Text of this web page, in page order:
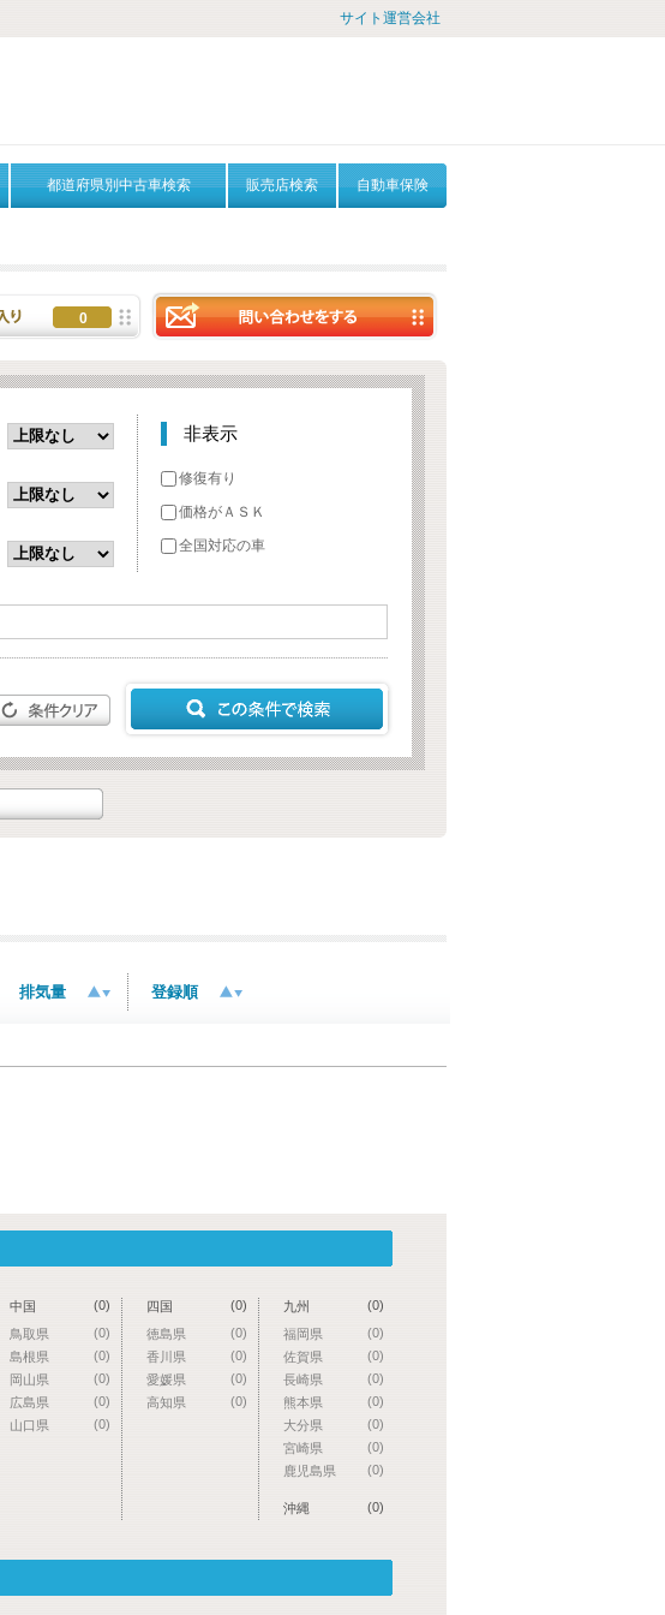
サイト運営会社
都道府県別中古車検索 販売店検索 自動車保険
0
非表示
修復有り
価格がＡＳＫ
全国対応の車
排気量 登録順
(0)
中国
(0)
鳥取県
(0)
島根県
(0)
岡山県
(0)
広島県
(0)
山口県
(0)
四国
(0)
徳島県
(0)
香川県
(0)
愛媛県
(0)
高知県
(0)
九州
(0)
福岡県
(0)
佐賀県
(0)
長崎県
(0)
熊本県
(0)
大分県
(0)
宮崎県
(0)
鹿児島県
(0)
沖縄